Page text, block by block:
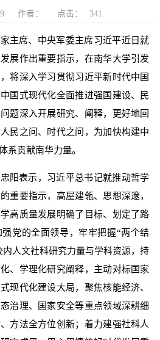
作者： 点击： 341
主席、中央军委主席习近平近日就
展作出重要指示，在南华大学引发
将深入学习贯彻习近平新时代中国
国式现代化全面推进强国建设、民
题深入开展研究、阐释，更好地回
民之问、时代之问，为加快构建中
系贡献南华力量。
阳表示，习近平总书记就推动哲学
重要指示，高屋建瓴、思想深邃，
高质量发展明确了目标、划定了路
党的全面领导，牢牢把握“两个结
人文社科研究力量与学科资源，持
、学理化研究阐释，主动对标国家
现代化建设大局，聚焦核能经济、
治理、国家安全等重点领域深耕细
方法全方位创新；着力建强社科人